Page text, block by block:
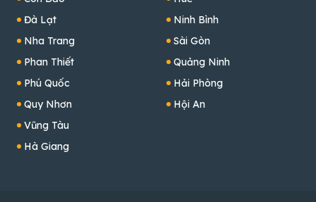
Đà Lạt
Nha Trang
Phan Thiết
Phú Quốc
Quy Nhơn
Vũng Tàu
Hà Giang
Ninh Bình
Sài Gòn
Quảng Ninh
Hải Phòng
Hội An